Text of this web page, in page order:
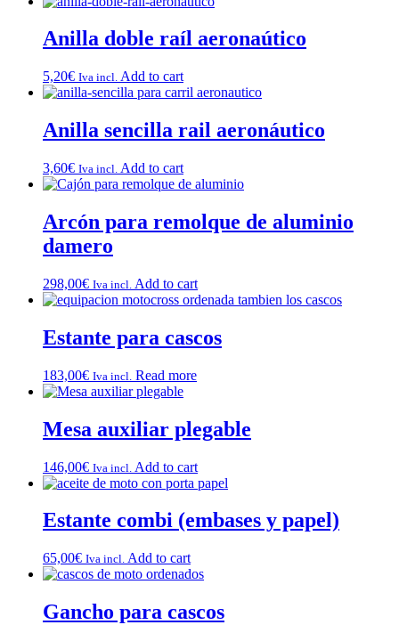
Anilla doble raíl aeronaútico
5,20€ Iva incl. Add to cart
Anilla sencilla rail aeronáutico
3,60€ Iva incl. Add to cart
Arcón para remolque de aluminio
damero
298,00€ Iva incl. Add to cart
Estante para cascos
183,00€ Iva incl. Read more
Mesa auxiliar plegable
146,00€ Iva incl. Add to cart
Estante combi (embases y papel)
65,00€ Iva incl. Add to cart
Gancho para cascos